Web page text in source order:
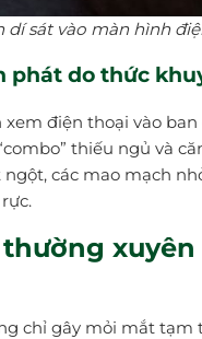
dí sát vào màn hình
phát do thức
điện thoại vào
thiếu ngủ và
các mao mạch
chỉ gây mỏi mắt tạm